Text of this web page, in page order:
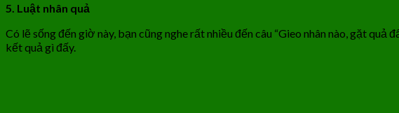
5. Luật nhân quả
Có lẽ sống đến giờ này, bạn cũng nghe rất nhiều đến câu “Gieo nhân nào, gặt
kết quả gì đấy.